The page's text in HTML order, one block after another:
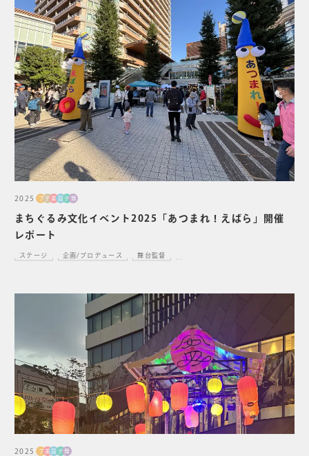
まちぐるみ文化イベント2025「あつまれ！えばら」開催
レポート
2025 プ デ美 設 デ 舞
ステージ 企画/プロデュース 舞台監督
2025 プ美設 デ 舞